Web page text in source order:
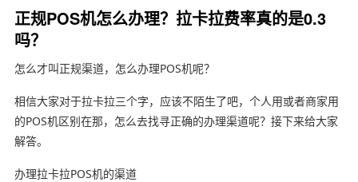
正规POS机怎么办理？拉卡拉费率真的是0.3
吗？
怎么才叫正规渠道，怎么办理POS机呢？
相信大家对于拉卡拉三个字，应该不陌生了吧，个人用或者商家用
的POS机区别在那，怎么去找寻正确的办理渠道呢？接下来给大家
解答。
办理拉卡拉POS机的渠道